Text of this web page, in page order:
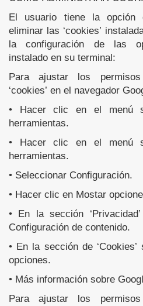
El usuario tiene la opción
eliminar las ‘cookies’
la configuración de las
instalado en su terminal:
Para ajustar los
‘cookies’ en el navegador
• Hacer clic en el menú
herramientas.
• Hacer clic en el menú
herramientas.
• Seleccionar Configuración.
• Hacer clic en Mostar
• En la sección
Configuración de contenido.
• En la sección de
opciones.
• Más información sobre
Para ajustar los